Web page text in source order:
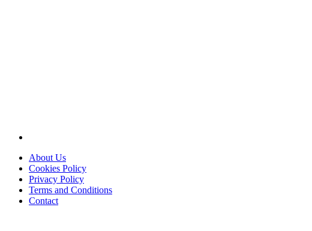
About Us
Cookies Policy
Privacy Policy
Terms and Conditions
Contact